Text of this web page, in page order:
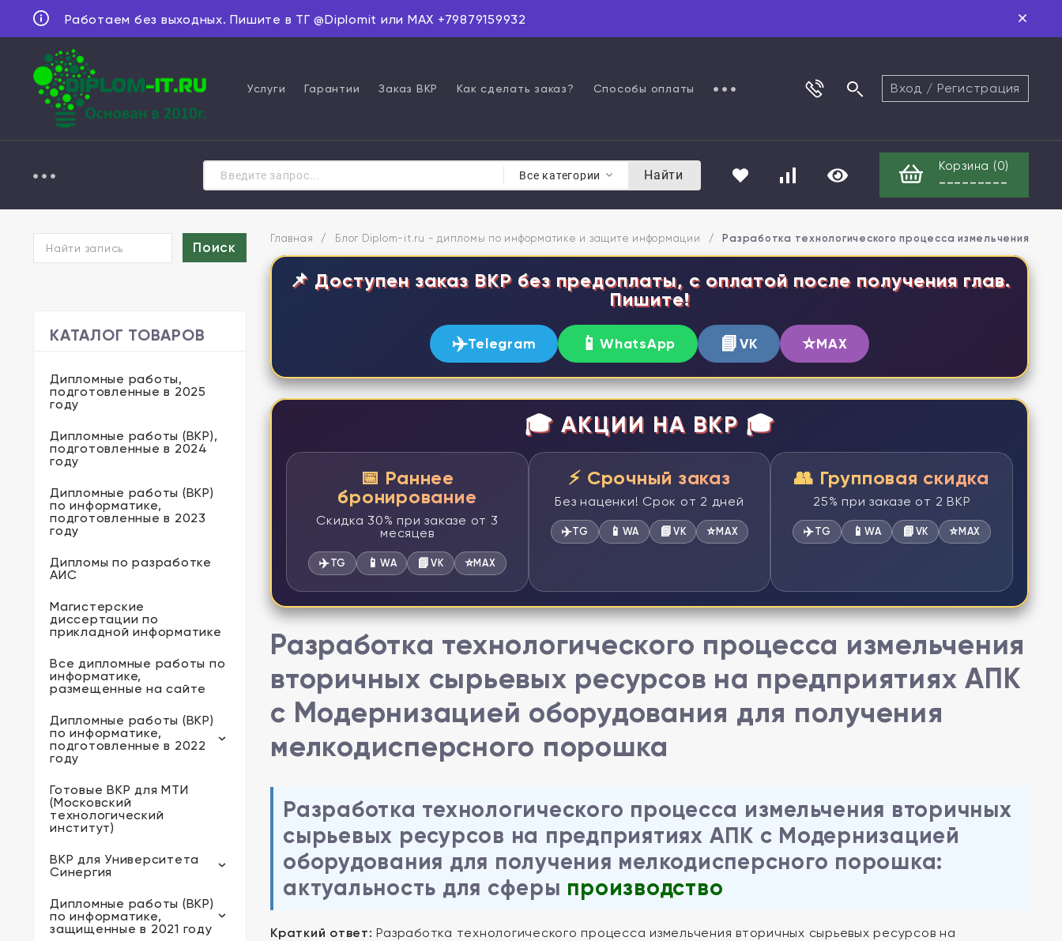
Работаем без выходных. Пишите в ТГ @Diplomit или MAX +79879159932
Услуги Гарантии Заказ ВКР Как сделать заказ? Способы оплаты Вход / Регистрация
Все категории Найти
Корзина (0)
---------
КАТАЛОГ ТОВАРОВ
Дипломные работы,
подготовленные в 2025
году
Дипломные работы (ВКР),
подготовленные в 2024
году
Дипломные работы (ВКР)
по информатике,
подготовленные в 2023
году
Дипломы по разработке
АИС
Магистерские
диссертации по
прикладной информатике
Все дипломные работы по
информатике,
размещенные на сайте
Дипломные работы (ВКР)
по информатике,
подготовленные в 2022
году
Готовые ВКР для МТИ
(Московский
технологический
институт)
ВКР для Университета
Синергия
Дипломные работы (ВКР)
по информатике,
защищенные в 2021 году
Главная / Блог Diplom-it.ru - дипломы по информатике и защите информации / Разработка технологического процесса измельчения
📌 Доступен заказ ВКР без предоплаты, с оплатой после получения глав.
Пишите!
✈️Telegram 📱WhatsApp 📘VK ⭐MAX
🎓 АКЦИИ НА ВКР 🎓
📅 Раннее
бронирование
Скидка 30% при заказе от 3
месяцев
✈️TG 📱 WA 📘VK ⭐MAX
⚡ Срочный заказ
Без наценки! Срок от 2 дней
✈️TG 📱 WA 📘 VK ⭐MAX
👥 Групповая скидка
25% при заказе от 2 ВКР
✈️TG 📱WA 📘 VK ⭐MAX
Разработка технологического процесса измельчения
вторичных сырьевых ресурсов на предприятиях АПК
с Модернизацией оборудования для получения
мелкодисперсного порошка
Разработка технологического процесса измельчения вторичных
сырьевых ресурсов на предприятиях АПК с Модернизацией
оборудования для получения мелкодисперсного порошка:
актуальность для сферы производство
Краткий ответ: Разработка технологического процесса измельчения вторичных сырьевых ресурсов на